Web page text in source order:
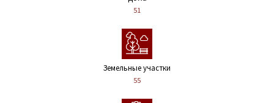
51
Земельные участки
55